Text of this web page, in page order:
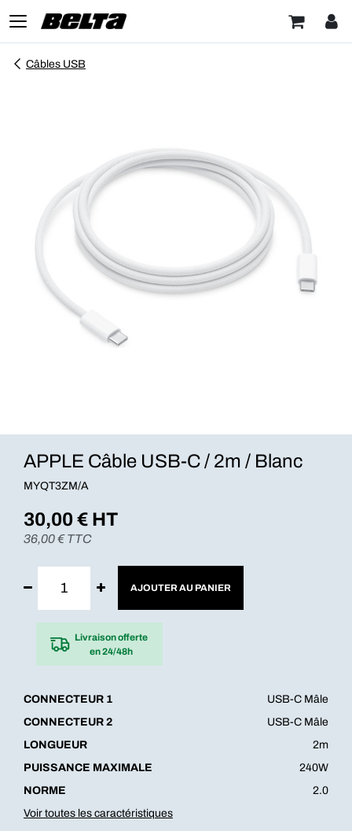
Câbles USB
APPLE Câble USB-C / 2m / Blanc
MYQT3ZM/A
30,00€ HT
36,00€ TTC
AJOUTER AU PANIER
Livraison offerte
en 24/48h
CONNECTEUR 1
USB-C Mâle
CONNECTEUR 2
USB-C Mâle
LONGUEUR
2m
PUISSANCE MAXIMALE
240W
NORME
2.0
Voir toutes les caractéristiques